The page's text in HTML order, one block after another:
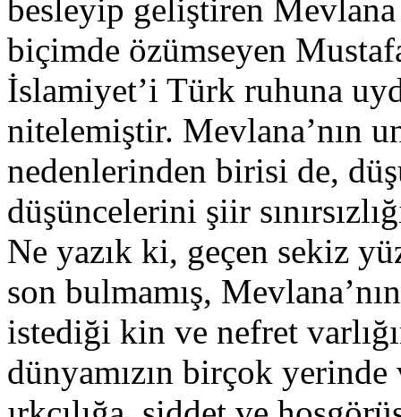
besleyip geliştiren
biçimde özümseyen
İslamiyet’i Türk ruhuna
nitelemiştir. Mevlana’nın
nedenlerinden birisi de,
düşüncelerini şiir
Ne yazık ki, geçen sekiz
son bulmamış,
istediği kin ve nefret
dünyamızın birçok